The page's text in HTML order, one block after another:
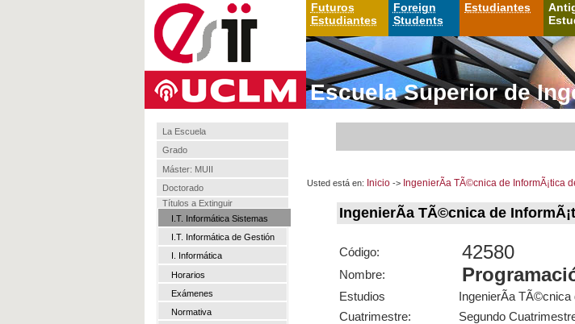
Futuros
Estudiantes
Foreign
Students
Estudiantes
Escuela Superior de
La Escuela
Grado
Máster: MUII
Doctorado
Títulos a Extinguir
I.T. Informática Sistemas
I.T. Informática de Gestión
I. Informática
Horarios
Exámenes
Normativa
Usted está en: Inicio-> IngenierÃ­a TÃ©cnica de InformÃ¡tica
IngenierÃ­a TÃ©cnica de
Código: 42580
Nombre:
Estudios
IngenierÃ­a TÃ©cnica
Cuatrimestre:
Segundo